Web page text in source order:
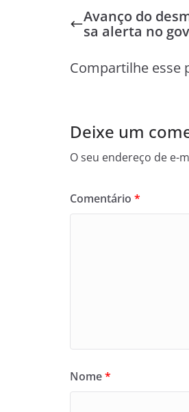
Avanço do
sa alerta no
Compartilhe esse
Deixe um
O seu endereço de e-
Comentário *
Nome*